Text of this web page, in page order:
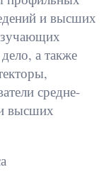
и высших
а также
средне-
высших